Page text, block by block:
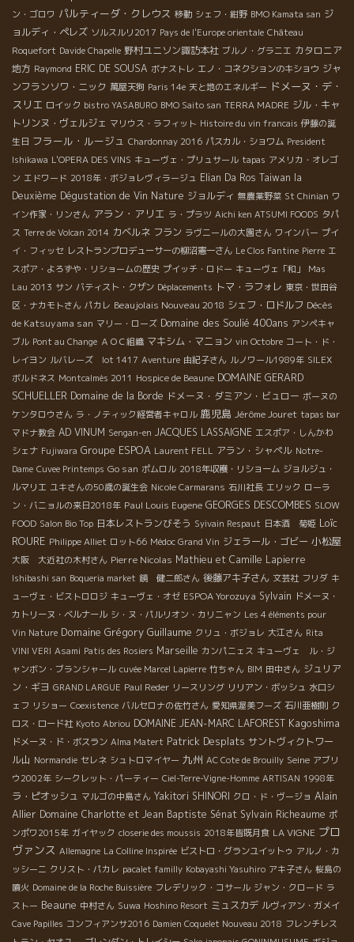
ン・ゴロワ パルティーダ・クレウス 移動 シェフ・紺野 BMO Kamata san ジ
ョルディ・ペレズ ソルスルリ2017 Pays de l'Europe orientale Château
Roquefort Davide Chapelle 野村ユニソン諏訪本社 ブルノ・グラニエ カタロニア
地方 Raymond ERIC DE SOUSA ボナストレ エノ・コネクションのキショウ ジャ
ンフランソワ・ニック 萬屋天狗 Paris 14e 天と地のエネルギー ドメーヌ・デ・
スリエ ロイック bistro YASABURO BMO Saito san TERRA MADRE ジル・キャ
トリンヌ・ヴェルジェ マリウス・ラフィット Histoire du vin francais 伊藤の誕
生日 フラール・ルージュ Chardonnay 2016 パスカル・ショワム President
Ishikawa L'OPERA DES VINS キューヴェ・プリュサール tapas アメリカ・オレゴ
ン エドワード 2018年・ボジョレヴィラージュ Elian Da Ros Taiwan la
Deuxième Dégustation de Vin Nature ジョルディ 無農薬野菜 St Chinian ワ
イン作家・リンさん アラン・アリエ ラ・プラツ Aichi ken ATSUMI FOODS タパ
ス Terre de Volcan 2014 カベルネ フラン ラヴニールの大園さん ワインバー プイ
イ・フィッセ レストランプロデューサーの柳沼憲一さん Le Clos Fantine Pierre エ
スポア・よろずや・リショームの歴史 プイッチ・ロドー キューヴェ「和」
Mas
Lau 2013 サン バティスト・クザン Déplacements トマ・ラフォレ 東京・世田谷
区・ナカモトさん パカレ Beaujolais Nouveau 2018 シェフ・ロドルフ Décès
de Katsuyama san マリー・ローズ Domaine des Soulié 400ans アンペキャ
ブル Pont au Change ＡＯＣ組織 マキシム・マニョン vin Octobre コート・ド・
レイヨン ルバレーズ lot 1417 Aventure 由紀子さん ルノワール1989年 SILEX
ボルドネス Montcalmès 2011 Hospice de Beaune DOMAINE GERARD
SCHUELLER Domaine de la Borde ドメーヌ・ダミアン・ビュロー ボーヌの
ケンタロウさん ラ・ノティック経営者キャロル 鹿児島 Jérôme Jouret tapas bar
マドナ教会 AD VINUM Sengan-en JACQUES LASSAIGNE エスポア・しんかわ
シェナ Fujiwara Groupe ESPOA Laurent FELL アラン・シャペル Notre-
Dame Cuvee Printemps Go san ポムロル 2018年収穫・リショーム ジョルジュ・
ルマリエ ユキさんの50歳の誕生会 Nicole Carmarans 石川社長 エリック ローラ
ン・バニョルの来日2018年 Paul Louis Eugene GEORGES DESCOMBES SLOW
FOOD Salon Bio Top 日本レストランびそう Syivain Respaut 日本酒 菊姫 Loïc
ROURE Philippe Alliet ロット66 Médoc Grand Vin ジェラール・ゴビー 小松屋
大阪 大近社の木村さん Pierre Nicolas Mathieu et Camille Lapierre
Ishibashi san Boqueria market 鏡 健二郎さん 後藤アキ子さん 文芸社 フリダ キ
ューヴェ・ビストロロジ キューヴェ・オゼ ESPOA Yorozuya Sylvain ドメーヌ・
カトリーヌ・ベルナール シ・ヌ・パルリオン・カリニャン Les 4 éléments pour
Vin Nature Domaine Grégory Guillaume クリュ・ボジョレ 大江さん Rita
VINI VERI Asami Patis des Rosiers Marseille カンパニェス キューヴェ ル・ジ
ャンボン・ブランシャール cuvée Marcel Lapierre 竹ちゃん BIM 田中さん ジュリア
ン・ギヨ GRAND LARGUE Paul Reder リースリング リリアン・ボッシュ 水口シ
ェフ リショー Coexistence バルセロナの佐竹さん 愛知県渥美フーズ 石川亜樹則 ク
ロス・ロード社 Kyoto Abriou DOMAINE JEAN-MARC LAFOREST Kagoshima
ドメーヌ・ド・ボスラン Alma Matert Patrick Desplats サントヴィクトワー
ル山 Normandie セレネ シュトロマイヤー 九州 AC Cote de Brouilly Seine アブリ
ウ2002年 シークレット・パーティー Ciel-Terre-Vigne-Homme ARTISAN 1998年
ラ・ピオッシュ マルゴの中島さん Yakitori SHINORI クロ・ド・ヴージョ Alain
Allier Domaine Charlotte et Jean Baptiste Sénat Sylvain Richeaume ポ
ンポワ2015年 ガイヤック closerie des moussis 2018年皆既月食 LA VIGNE プロ
ヴァンス Allemagne La Colline Inspirée ビストロ・グランユイットゥ アルノ・カ
ッシーニ クリスト・パカレ pacalet familly Kobayashi Yasuhiro アキ子さん 桜島の
噴火 Domaine de la Roche Buissière フレデリック・コサール ジャン・クロード ラ
ストー Beaune 中村さん Suwa Hoshino Resort ミュスカデ ルヴィアン・ガメイ
Cave Papilles コンフィアンサ2016 Damien Coquelet Nouveau 2018 フレンチレス